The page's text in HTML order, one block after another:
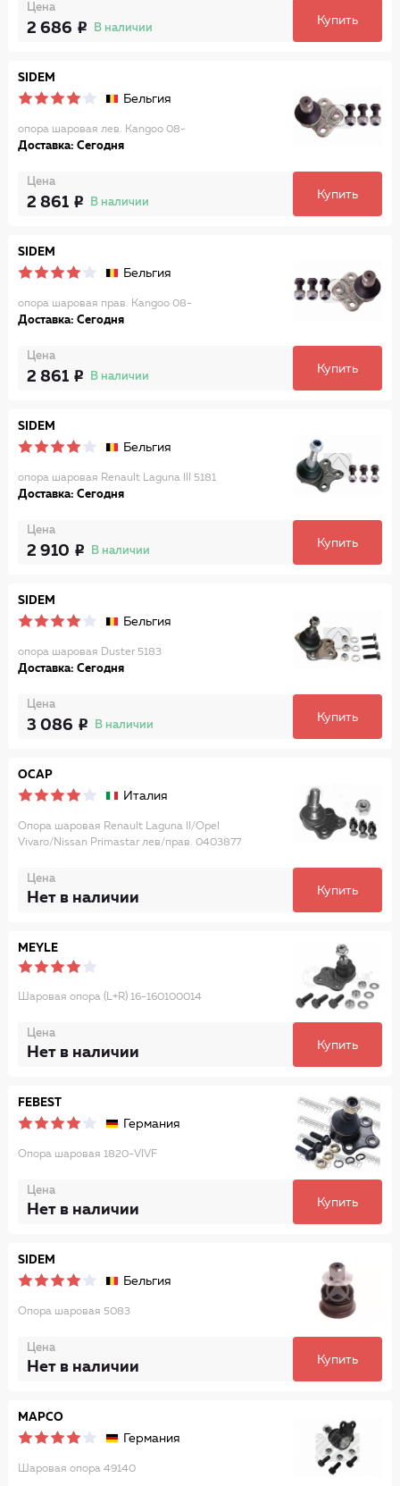
Цена
2 686 В наличии
Купить
SIDEM
Бельгия
опора шаровая лев. Kangoo 08-
Доставка: Сегодня
Цена
2 861 В наличии
Купить
SIDEM
Бельгия
опора шаровая прав. Kangoo 08-
Доставка: Сегодня
Цена
2 861 В наличии
Купить
SIDEM
Бельгия
опора шаровая Renault Laguna III 5181
Доставка: Сегодня
Цена
2 910 В наличии
Купить
SIDEM
Бельгия
опора шаровая Duster 5183
Доставка: Сегодня
Цена
3 086 В наличии
Купить
OCAP
Италия
Опора шаровая Renault Laguna II/Opel
Vivaro/Nissan Primastar лев/прав. 0403877
Цена
Нет в наличии Купить
MEYLE
Шаровая опора (L+R) 16-160100014
Цена
Нет в наличии Купить
FEBEST
Германия
Опора шаровая 1820-VIVF
Цена
Нет в наличии Купить
SIDEM
Бельгия
Опора шаровая 5083
Цена
Нет в наличии Купить
MAPCO
Германия
Шаровая опора 49140